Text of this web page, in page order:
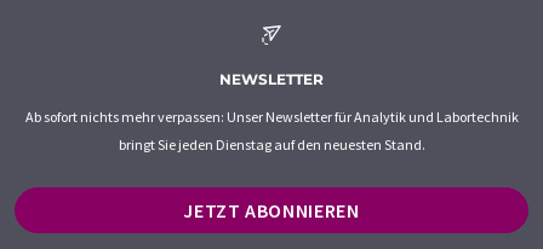
NEWSLETTER
Ab sofort nichts mehr verpassen: Unser Newsletter für Analytik und Labortechnik
bringt Sie jeden Dienstag auf den neuesten Stand.
JETZT ABONNIEREN